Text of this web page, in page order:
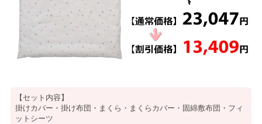
【セット内容】
掛けカバー・掛け布団・まくら・まくらカバー・固綿敷布団・フィ
ットシーツ